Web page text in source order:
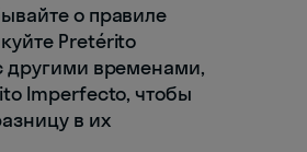
о правиле
Pretérito
другими временами,
Imperfecto, чтобы
в их